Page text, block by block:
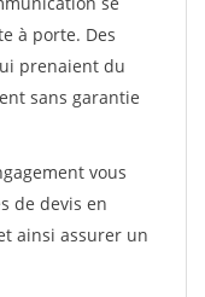
à porte. Des
prenaient du
sans garantie
vous
de devis en
ainsi assurer un